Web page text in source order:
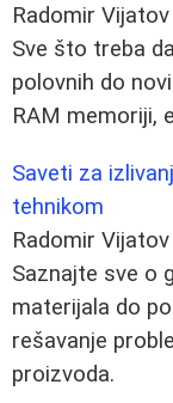
Radomir Vijatov
Sve što treba
polovnih do
RAM memoriji,
Saveti za
tehnikom
Radomir Vijatov
Saznajte sve o
materijala do
rešavanje
proizvoda.